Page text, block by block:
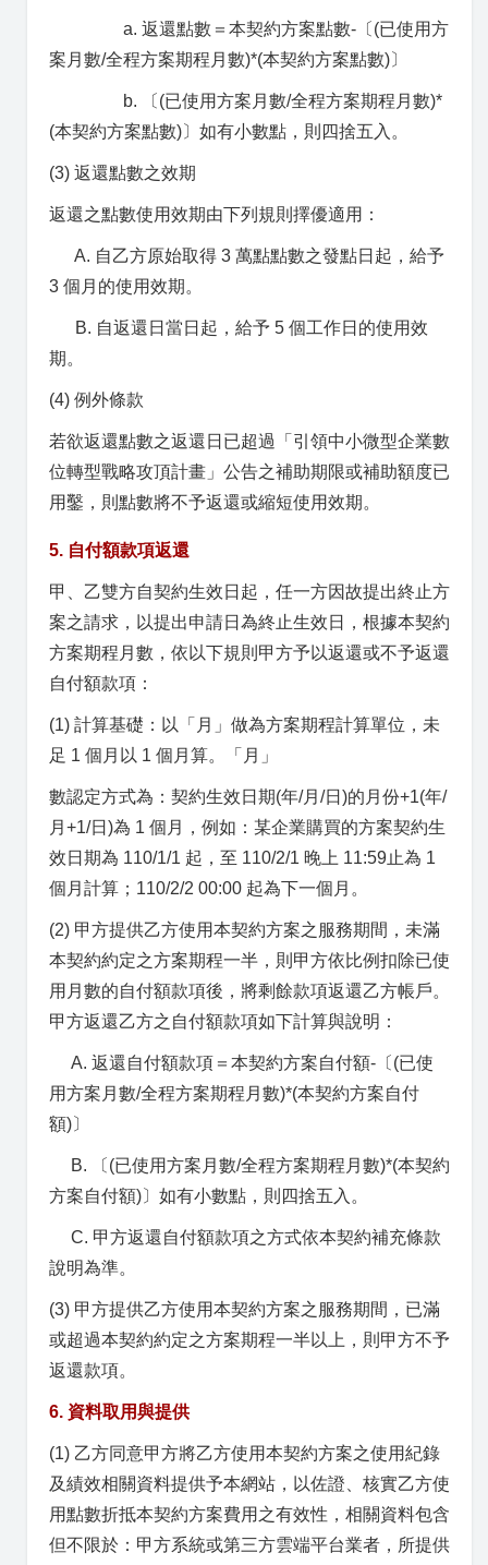
a. 返還點數＝本契約方案點數-〔(已使用方
案月數/全程方案期程月數)*(本契約方案點數)〕
b. 〔(已使用方案月數/全程方案期程月數)*
(本契約方案點數)〕如有小數點，則四捨五入。
(3) 返還點數之效期
返還之點數使用效期由下列規則擇優適用：
A. 自乙方原始取得 3 萬點點數之發點日起，給予
3 個月的使用效期。
B. 自返還日當日起，給予 5 個工作日的使用效
期。
(4) 例外條款
若欲返還點數之返還日已超過「引領中小微型企業數
位轉型戰略攻頂計畫」公告之補助期限或補助額度已
用鑿，則點數將不予返還或縮短使用效期。
5. 自付額款項返還
甲、乙雙方自契約生效日起，任一方因故提出終止方
案之請求，以提出申請日為終止生效日，根據本契約
方案期程月數，依以下規則甲方予以返還或不予返還
自付額款項：
(1) 計算基礎：以「月」做為方案期程計算單位，未
足 1 個月以 1 個月算。「月」
數認定方式為：契約生效日期(年/月/日)的月份+1(年/
月+1/日)為 1 個月，例如：某企業購買的方案契約生
效日期為 110/1/1 起，至 110/2/1 晚上 11:59止為 1
個月計算；110/2/2 00:00 起為下一個月。
(2) 甲方提供乙方使用本契約方案之服務期間，未滿
本契約約定之方案期程一半，則甲方依比例扣除已使
用月數的自付額款項後，將剩餘款項返還乙方帳戶。
甲方返還乙方之自付額款項如下計算與說明：
A. 返還自付額款項＝本契約方案自付額-〔(已使
用方案月數/全程方案期程月數)*(本契約方案自付
額)〕
B. 〔(已使用方案月數/全程方案期程月數)*(本契約
方案自付額)〕如有小數點，則四捨五入。
C. 甲方返還自付額款項之方式依本契約補充條款
說明為準。
(3) 甲方提供乙方使用本契約方案之服務期間，已滿
或超過本契約約定之方案期程一半以上，則甲方不予
返還款項。
6. 資料取用與提供
(1) 乙方同意甲方將乙方使用本契約方案之使用紀錄
及績效相關資料提供予本網站，以佐證、核實乙方使
用點數折抵本契約方案費用之有效性，相關資料包含
但不限於：甲方系統或第三方雲端平台業者，所提供